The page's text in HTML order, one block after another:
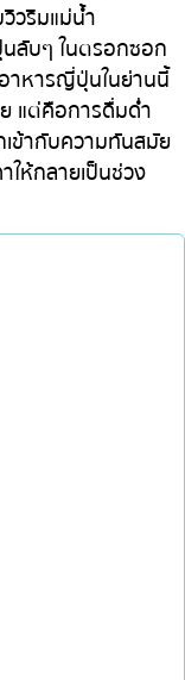
วริมแม่น้ำ
ลับๆ ในตรอกซอก
าหารญี่ปุ่นในย่านนี้
แต่คือการดื่มด่ำ
ข้ากับความทันสมัย
ห้กลายเป็นช่วง